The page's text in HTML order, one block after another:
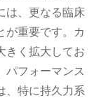
は、更なる臨床
が重要です。カ
きく拡大してお
パフォーマンス
、特に持久力系